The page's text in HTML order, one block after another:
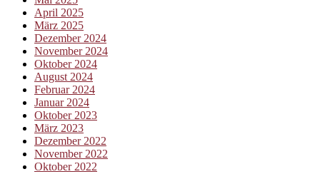
April 2025
März 2025
Dezember 2024
November 2024
Oktober 2024
August 2024
Februar 2024
Januar 2024
Oktober 2023
März 2023
Dezember 2022
November 2022
Oktober 2022